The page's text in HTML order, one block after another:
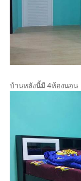
บ้านหลังนี้มี 4ห้องนอน